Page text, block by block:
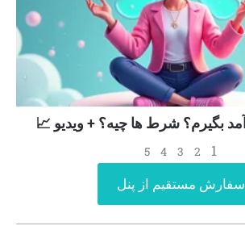
1
2
3
4
5
سفارش مستقیم از پنل